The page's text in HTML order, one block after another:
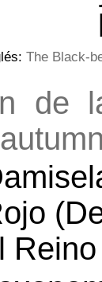
The Black-
de